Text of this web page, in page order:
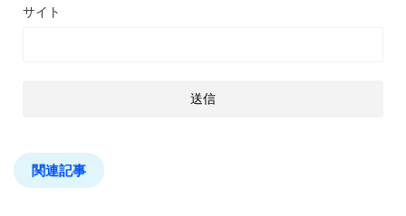
サイト
関連記事